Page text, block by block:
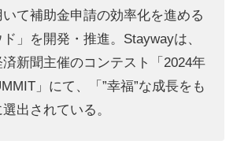
て補助金申請の効率化を進める
ド」を開発・推進。Staywayは、
新聞主催のコンテスト「2024年
」にて、「”幸福”な成長をも
出されている。